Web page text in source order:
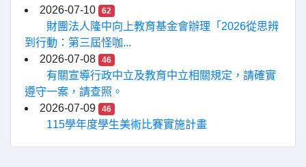
2026-07-10
62
財團法人隆中向上教育基金會辦理「2026從思辨
到行動：第三屆怪咖...
2026-07-08
46
有關宣導行政中立及教育中立相關規定，請確實
遵守一案，請查照。
2026-07-09
46
115學年度學生美術比賽實施計畫